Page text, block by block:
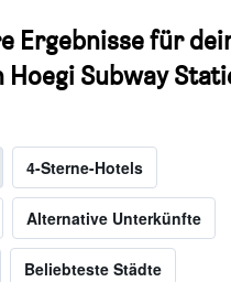
Ergebnisse für
Subway
4-Sterne-Hotels
Alternative Unterkünfte
Beliebteste Städte